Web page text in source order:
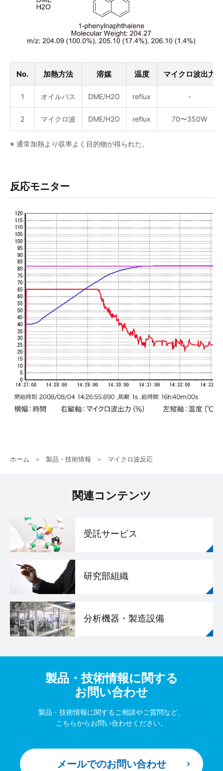
No. 加熱方法 溶媒 温度 マイクロ波出力
1 オイルバス DME/H2O reflux -
2 マイクロ波 DME/H2O reflux 70〜350W
※ 通常加熱より収率よく目的物が得られた。
反応モニター
ホーム 製品・技術情報 マイクロ波反応
関連コンテンツ
受託サービス
研究部組織
分析機器・製造設備
製品・技術情報に関する
お問い合わせ
製品・技術情報に関するご相談やご質問など、
こちらからお問い合わせください。
メールでのお問い合わせ